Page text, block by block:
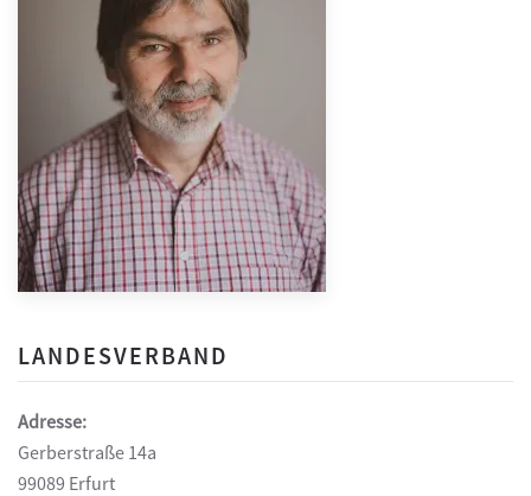
LANDESVERBAND
Adresse:
Gerberstraße 14a
99089 Erfurt